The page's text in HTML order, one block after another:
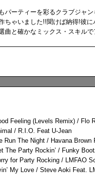
パーティーを彩るクラブジャ
ちゃいました!!聞けば納得!彼
曲と確かなミックス・スキル
Feeling (Levels Remix) / Flo
/ R.I.O. Feat U-Jean
Run The Night / Havana Brown
The Party Rockin’ / Funky
for Party Rocking / LMFAO
My Love / Steve Aoki Feat.